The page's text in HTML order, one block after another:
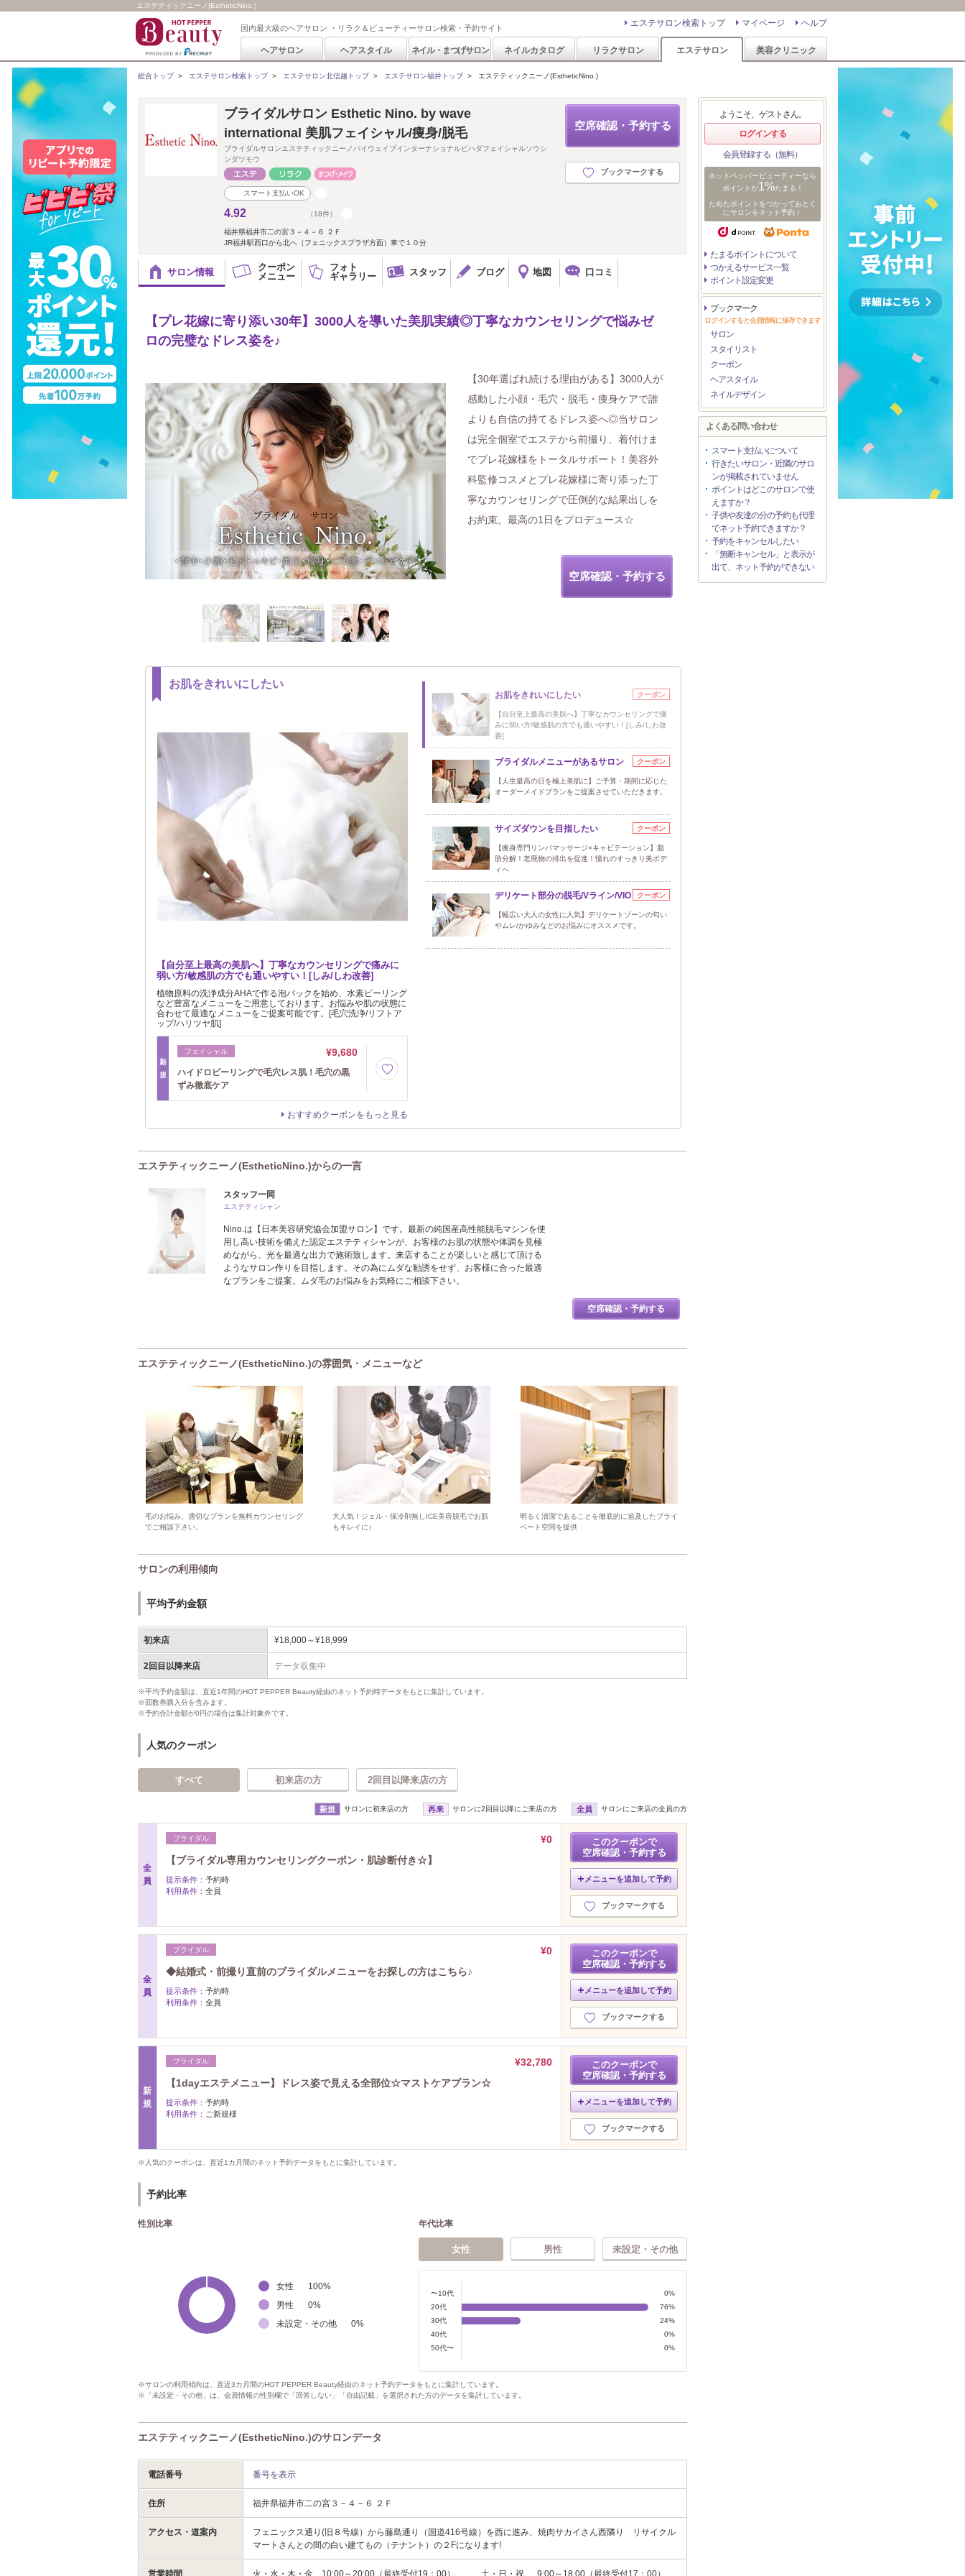
エステティックニーノ(EstheticNino.)
国内最大級のヘアサロン ・リラク＆ビューティーサロン検索・予約サイト ヘルプ
マイページ
エステサロン検索トップ
ヘアサロン ヘアスタイル ネイル・まつげサロン ネイルカタログ リラクサロン エステサロン 美容クリニック
総合トップ> エステサロン検索トップ> エステサロン北信越トップ> エステサロン福井トップ> エステティックニーノ(EstheticNino.)
空席確認・予約する
ブックマークする
ブライダルサロン Esthetic Nino. by wave
international 美肌フェイシャル/痩身/脱毛
ブライダルサロンエステティックニーノバイウェイブインターナショナルビハダフェイシャルソウシ
ンダツモウ
スマート支払いOK
4.92 （18件）
福井県福井市二の宮３－４－６ ２Ｆ
JR福井駅西口から北へ（フェニックスプラザ方面）車で１０分
サロン情報
クーポン
メニュー
フォト
ギャラリー
スタッフ ブログ 地図 口コミ
【プレ花嫁に寄り添い30年】3000人を導いた美肌実績◎丁寧なカウンセリングで悩みゼ
ロの完璧なドレス姿を♪
【30年選ばれ続ける理由がある】3000人が
感動した小顔・毛穴・脱毛・痩身ケアで誰
よりも自信の持てるドレス姿へ◎当サロン
は完全個室でエステから前撮り、着付けま
でプレ花嫁様をトータルサポート！美容外
科監修コスメとプレ花嫁様に寄り添った丁
寧なカウンセリングで圧倒的な結果出しを
お約束。最高の1日をプロデュース☆
空席確認・予約する
お肌をきれいにしたい
【自分至上最高の美肌へ】丁寧なカウンセリングで痛みに
弱い方/敏感肌の方でも通いやすい！[しみ/しわ改善]
植物原料の洗浄成分AHAで作る泡パックを始め、水素ピーリング
など豊富なメニューをご用意しております。お悩みや肌の状態に
合わせて最適なメニューをご提案可能です。[毛穴洗浄/リフトア
ップ/ハリツヤ肌]
新
規
フェイシャル ¥9,680
ハイドロピーリングで毛穴レス肌！毛穴の黒
ずみ徹底ケア
おすすめクーポンをもっと見る
お肌をきれいにしたい クーポン
【自分至上最高の美肌へ】丁寧なカウンセリングで痛
みに弱い方/敏感肌の方でも通いやすい！[しみ/しわ改
善]
ブライダルメニューがあるサロン クーポン
【人生最高の日を極上美肌に】ご予算・期間に応じた
オーダーメイドプランをご提案させていただきます。
サイズダウンを目指したい クーポン
【痩身専門リンパマッサージ×キャビテーション】脂
肪分解！老廃物の排出を促進！憧れのすっきり美ボデ
ィへ
デリケート部分の脱毛/Vライン/VIO クーポン
【幅広い大人の女性に人気】デリケートゾーンの匂い
やムレ/かゆみなどのお悩みにオススメです。
エステティックニーノ(EstheticNino.)からの一言
スタッフ一同
エステティシャン
Nino.は【日本美容研究協会加盟サロン】です。最新の純国産高性能脱毛マシンを使
用し高い技術を備えた認定エステティシャンが、お客様のお肌の状態や体調を見極
めながら、光を最適な出力で施術致します。来店することが楽しいと感じて頂ける
ようなサロン作りを目指します。その為にムダな勧誘をせず、お客様に合った最適
なプランをご提案。ムダ毛のお悩みをお気軽にご相談下さい。
空席確認・予約する
エステティックニーノ(EstheticNino.)の雰囲気・メニューなど
毛のお悩み、適切なプランを無料カウンセリング
でご相談下さい。
大人気！ジェル・保冷剤無しICE美容脱毛でお肌
もキレイに♪
明るく清潔であることを徹底的に追及したプライ
ベート空間を提供
サロンの利用傾向
平均予約金額
初来店 ¥18,000～¥18,999
2回目以降来店 データ収集中
※平均予約金額は、直近1年間のHOT PEPPER Beauty経由のネット予約時データをもとに集計しています。
※回数券購入分を含みます。
※予約合計金額が0円の場合は集計対象外です。
人気のクーポン
すべて 初来店の方 2回目以降来店の方
新規 サロンに初来店の方 再来 サロンに2回目以降にご来店の方 全員 サロンにご来店の全員の方
全
員
ブライダル
¥0
【ブライダル専用カウンセリングクーポン・肌診断付き☆】
提示条件： 予約時
利用条件： 全員
このクーポンで
空席確認・予約する
メニューを追加して予約
ブックマークする
全
員
ブライダル
¥0
◆結婚式・前撮り直前のブライダルメニューをお探しの方はこちら♪
提示条件： 予約時
利用条件： 全員
このクーポンで
空席確認・予約する
メニューを追加して予約
ブックマークする
新
規
ブライダル
¥32,780
【1dayエステメニュー】ドレス姿で見える全部位☆マストケアプラン☆
提示条件： 予約時
利用条件： ご新規様
このクーポンで
空席確認・予約する
メニューを追加して予約
ブックマークする
※人気のクーポンは、直近1カ月間のネット予約データをもとに集計しています。
予約比率
性別比率
女性 100%
男性
0%
未設定・その他
0%
年代比率
女性 男性 未設定・その他
〜10代
0%
20代
76%
30代
24%
40代
0%
50代〜
0%
※サロンの利用傾向は、直近3カ月間のHOT PEPPER Beauty経由のネット予約データをもとに集計しています。
※「未設定・その他」は、会員情報の性別欄で「回答しない」「自由記載」を選択された方のデータを集計しています。
エステティックニーノ(EstheticNino.)のサロンデータ
電話番号 番号を表示
住所 福井県福井市二の宮３－４－６ ２Ｆ
アクセス・道案内
フェニックス通り(旧８号線）から藤島通り（国道416号線）を西に進み、焼肉サカイさん西隣り リサイクル
マートさんとの間の白い建てもの（テナント）の２Fになります!
営業時間 火・水・木・金 10:00～20:00（最終受付19：00） 土・日・祝 9:00～18:00（最終受付17：00）
ようこそ、ゲストさん。
ログインする
会員登録する（無料）
ホットペッパービューティーなら
ポイントが1%たまる！
ためたポイントをつかっておとく
にサロンをネット予約！
たまるポイントについて
つかえるサービス一覧
ポイント設定変更
ブックマーク
ログインすると会員情報に保存できます
サロン
スタイリスト
クーポン
ヘアスタイル
ネイルデザイン
よくある問い合わせ
スマート支払いについて
行きたいサロン・近隣のサロ
ンが掲載されていません
ポイントはどこのサロンで使
えますか？
子供や友達の分の予約も代理
でネット予約できますか？
予約をキャンセルしたい
「無断キャンセル」と表示が
出て、ネット予約ができない